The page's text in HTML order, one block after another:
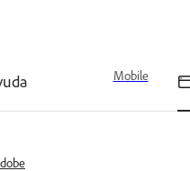
Mobile
problemas con